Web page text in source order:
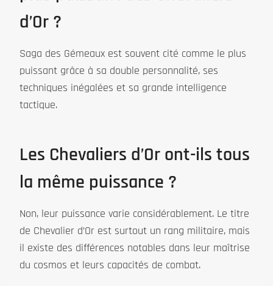
d’Or ?
Saga des Gémeaux est souvent cité comme le plus
puissant grâce à sa double personnalité, ses
techniques inégalées et sa grande intelligence
tactique.
Les Chevaliers d’Or ont-ils tous
la même puissance ?
Non, leur puissance varie considérablement. Le titre
de Chevalier d’Or est surtout un rang militaire, mais
il existe des différences notables dans leur maîtrise
du cosmos et leurs capacités de combat.